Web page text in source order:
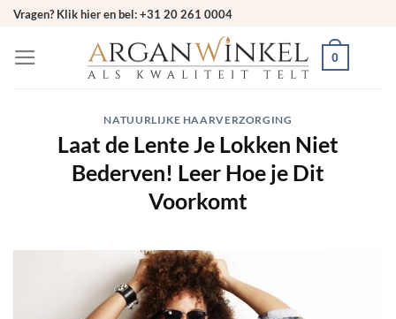
Ga
inhoud
Vragen? Klik hier en bel: +31 20 261 0004
0
NATUURLIJKE HAARVERZORGING
Laat de Lente Je Lokken Niet
Bederven! Leer Hoe je Dit
Voorkomt